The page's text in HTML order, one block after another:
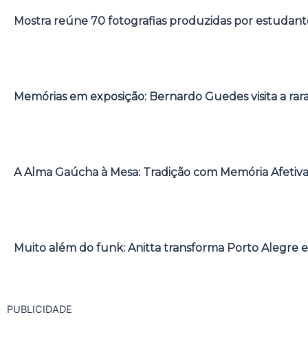
Mostra reúne 70 fotografias produzidas por
Memórias em exposição: Bernardo Guedes visita a
A Alma Gaúcha à Mesa: Tradição com Memória Afetiva
Muito além do funk: Anitta transforma Porto Alegre
PUBLICIDADE